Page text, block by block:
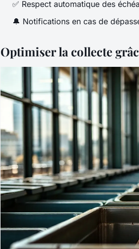
✅ Respect automatique des
🔔 Notifications en cas de
Optimiser la collecte